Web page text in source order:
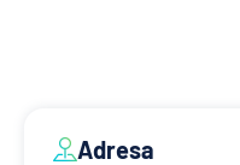
Adresa